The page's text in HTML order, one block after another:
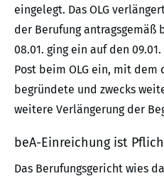
eingelegt. Das OLG
der Berufung antragsgemäß
08.01. ging ein auf den
Post beim OLG ein, mit dem
begründete und zwecks
weitere Verlängerung der
beA-Einreichung ist
Das Berufungsgericht wies